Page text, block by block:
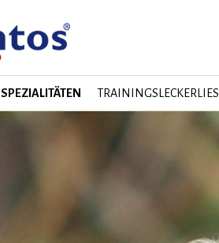
SPEZIALITÄTEN TRAININGSLECKERLIES